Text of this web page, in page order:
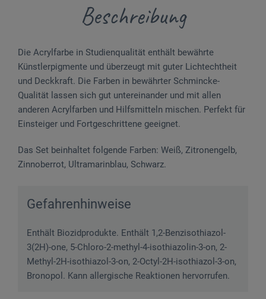
Beschreibung
Die Acrylfarbe in Studienqualität enthält bewährte
Künstlerpigmente und überzeugt mit guter Lichtechtheit
und Deckkraft. Die Farben in bewährter Schmincke-
Qualität lassen sich gut untereinander und mit allen
anderen Acrylfarben und Hilfsmitteln mischen. Perfekt für
Einsteiger und Fortgeschrittene geeignet.
Das Set beinhaltet folgende Farben: Weiß, Zitronengelb,
Zinnoberrot, Ultramarinblau, Schwarz.
Gefahrenhinweise
Enthält Biozidprodukte. Enthält 1,2-Benzisothiazol-
3(2H)-one, 5-Chloro-2-methyl-4-isothiazolin-3-on, 2-
Methyl-2H-isothiazol-3-on, 2-Octyl-2H-isothiazol-3-on,
Bronopol. Kann allergische Reaktionen hervorrufen.